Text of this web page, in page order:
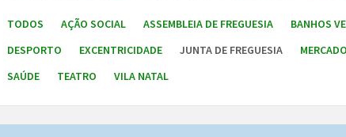
TODOS AÇÃO SOCIAL ASSEMBLEIA DE FREGUESIA BANHOS
DESPORTO
EXCENTRICIDADE JUNTA DE FREGUESIA
SAÚDE
TEATRO VILA NATAL